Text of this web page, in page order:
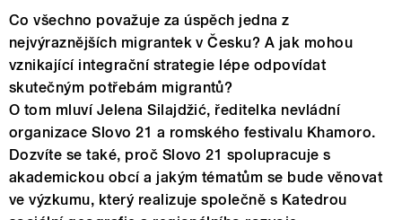
Co všechno považuje za úspěch jedna z
nejvýraznějších migrantek v Česku? A jak mohou
vznikající integrační strategie lépe odpovídat
skutečným potřebám migrantů?
O tom mluví Jelena Silajdžić, ředitelka nevládní
organizace Slovo 21 a romského festivalu Khamoro.
Dozvíte se také, proč Slovo 21 spolupracuje s
akademickou obcí a jakým tématům se bude věnovat
ve výzkumu, který realizuje společně s Katedrou